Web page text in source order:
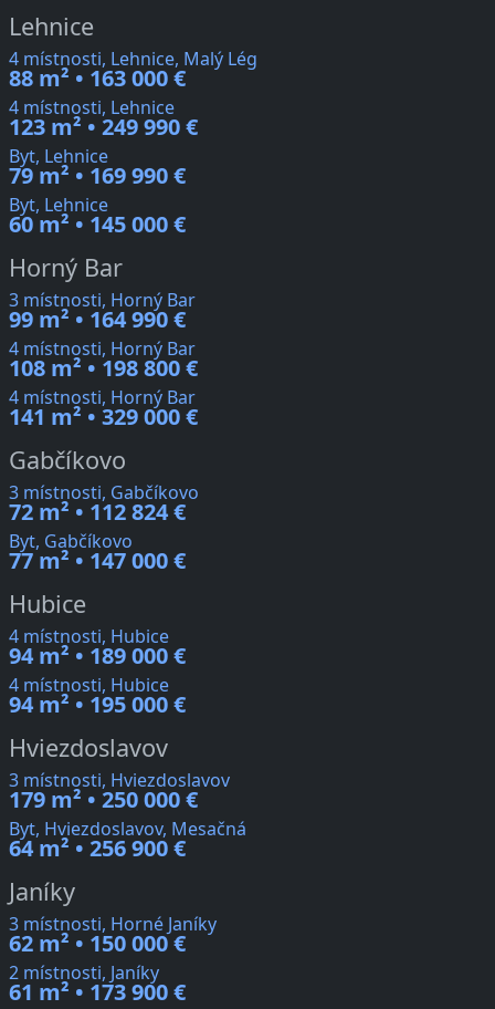
Lehnice
4 místnosti, Lehnice, Malý Lég
88 m² • 163 000 €
4 místnosti, Lehnice
123 m² • 249 990 €
Byt, Lehnice
79 m² • 169 990 €
Byt, Lehnice
60 m² • 145 000 €
Horný Bar
3 místnosti, Horný Bar
99 m² • 164 990 €
4 místnosti, Horný Bar
108 m² • 198 800 €
4 místnosti, Horný Bar
141 m² • 329 000 €
Gabčíkovo
3 místnosti, Gabčíkovo
72 m² • 112 824 €
Byt, Gabčíkovo
77 m² • 147 000 €
Hubice
4 místnosti, Hubice
94 m² • 189 000 €
4 místnosti, Hubice
94 m² • 195 000 €
Hviezdoslavov
3 místnosti, Hviezdoslavov
179 m² • 250 000 €
Byt, Hviezdoslavov, Mesačná
64 m² • 256 900 €
Janíky
3 místnosti, Horné Janíky
62 m² • 150 000 €
2 místnosti, Janíky
61 m² • 173 900 €